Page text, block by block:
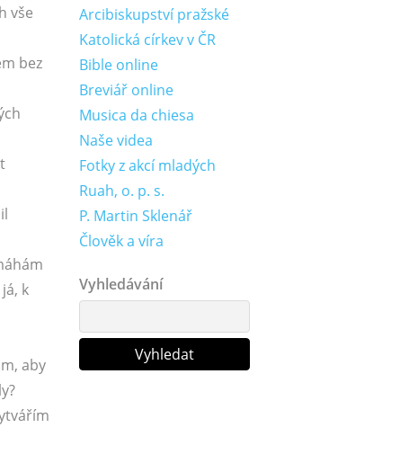
vše
bez
k
aby
Arcibiskupství pražské
Katolická církev v ČR
Bible online
Breviář online
Musica da chiesa
Naše videa
Fotky z akcí mladých
Ruah, o. p. s.
P. Martin Sklenář
Člověk a víra
Vyhledávání